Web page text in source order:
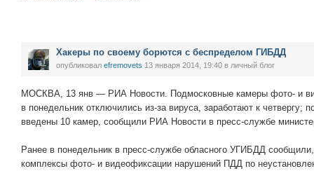
Хакеры по своему борются с беспределом ГИБДД
опубликовал efremovets 13 января 2014, 19:40 в личный блог
МОСКВА, 13 янв — РИА Новости. Подмосковные камеры фото- и
в понедельник отключились из-за вируса, заработают к четвергу;
введены 10 камер, сообщили РИА Новости в пресс-службе
Ранее в понедельник в пресс-службе обласного УГИБДД
комплексы фото- и видеофиксации нарушений ПДД по